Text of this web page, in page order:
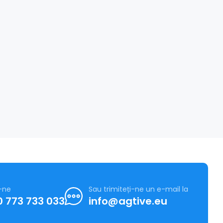
773 733 033
Sau trimiteți-ne un e-mail la
info@agtive.eu